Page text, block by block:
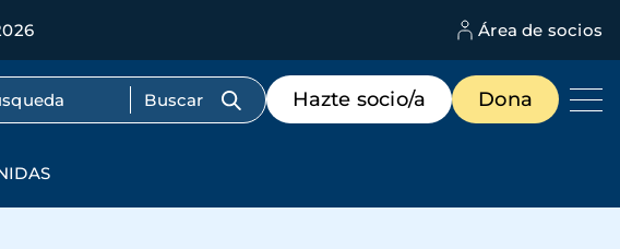
Área de socios
Menú
de
destacados
Hazte socio/a Dona